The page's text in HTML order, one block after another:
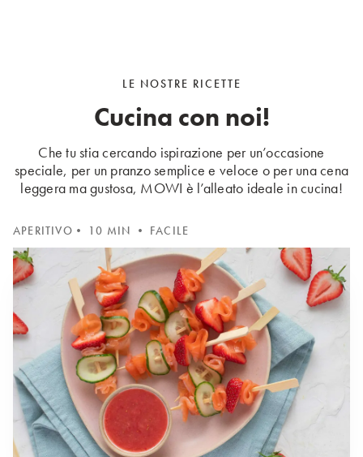
LE NOSTRE RICETTE
Cucina con noi!
Che tu stia cercando ispirazione per un’occasione
speciale, per un pranzo semplice e veloce o per una cena
leggera ma gustosa, MOWI è l’alleato ideale in cucina!
APERITIVO • 10 MIN • FACILE